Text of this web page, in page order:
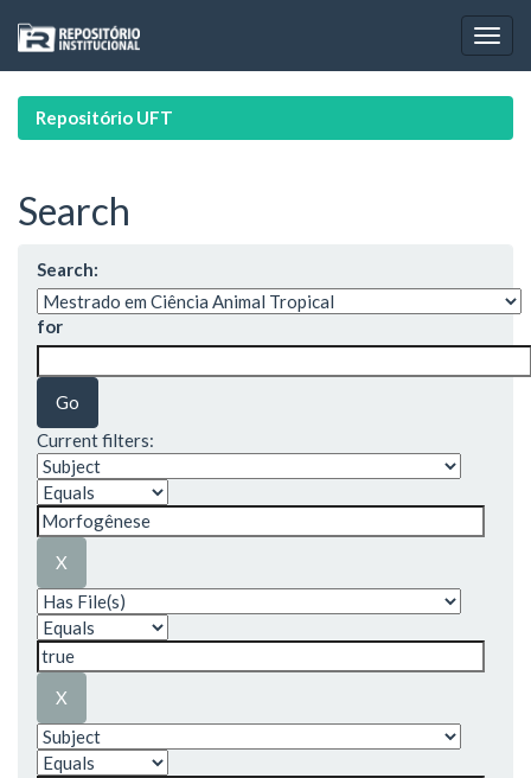
navigation
Repositório UFT
Search
Search:
for
Current filters: